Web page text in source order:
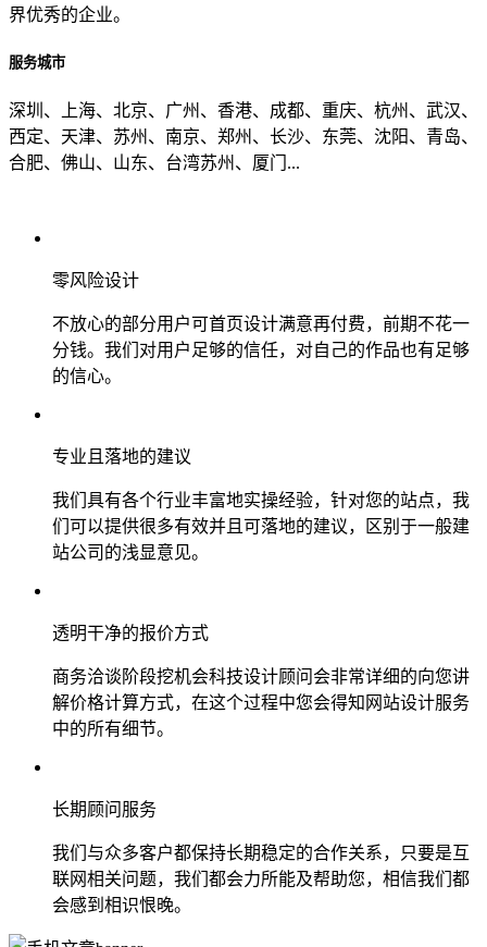
界优秀的企业。
服务城市
深圳、上海、北京、广州、香港、成都、重庆、杭州、武汉、
西定、天津、苏州、南京、郑州、长沙、东莞、沈阳、青岛、
合肥、佛山、山东、台湾苏州、厦门...
零风险设计
不放心的部分用户可首页设计满意再付费，前期不花一
分钱。我们对用户足够的信任，对自己的作品也有足够
的信心。
专业且落地的建议
我们具有各个行业丰富地实操经验，针对您的站点，我
们可以提供很多有效并且可落地的建议，区别于一般建
站公司的浅显意见。
透明干净的报价方式
商务洽谈阶段挖机会科技设计顾问会非常详细的向您讲
解价格计算方式，在这个过程中您会得知网站设计服务
中的所有细节。
长期顾问服务
我们与众多客户都保持长期稳定的合作关系，只要是互
联网相关问题，我们都会力所能及帮助您，相信我们都
会感到相识恨晚。